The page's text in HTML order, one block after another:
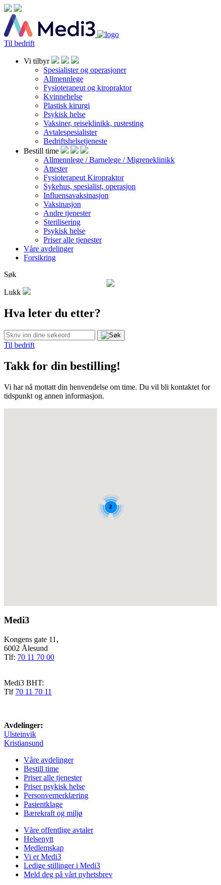
Til bedrift
Vi tilbyr
Spesialister og operasjoner
Allmennlege
Fysioterapeut og kiropraktor
Kvinnehelse
Plastisk kirurgi
Psykisk helse
Vaksiner, reiseklinikk, rustesting
Avtalespesialister
Bedriftshelsetjeneste
Bestill time
Allmennlege / Barnelege / Migreneklinikk
Attester
Fysioterapeut Kiropraktor
Sykehus, spesialist, operasjon
Influensavaksinasjon
Vaksinasjon
Andre tjenester
Sterilisering
Psykisk helse
Priser alle tjenester
Våre avdelinger
Forsikring
Søk
Lukk
Hva leter du etter?
Til bedrift
Takk for din bestilling!
Vi har nå mottatt din henvendelse om time. Du vil bli kontaktet for
tidspunkt og annen informasjon.
2
Medi3
Kongens gate 11,
6002 Ålesund
Tlf: 70 11 70 00
Medi3 BHT:
Tlf 70 11 70 11
Avdelinger:
Ulsteinvik
Kristiansund
Våre avdelinger
Bestill time
Priser alle tjenester
Priser psykisk helse
Personvernerklæring
Pasientklage
Bærekraft og miljø
Våre offentlige avtaler
Helsenytt
Medlemskap
Vi er Medi3
Ledige stillinger i Medi3
Meld deg på vårt nyhetsbrev